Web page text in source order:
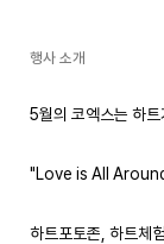
행사 소개
5월의 코엑스는 하
"Love is All Around
하트포토존, 하트체